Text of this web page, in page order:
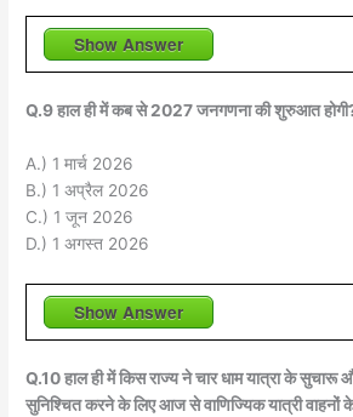
Show Answer
Q.9 हाल ही में कब से 2027 जनगणना की शुरुआत
A.) 1 मार्च 2026
B.) 1 अप्रैल 2026
C.) 1 जून 2026
D.) 1 अगस्त 2026
Show Answer
Q.10 हाल ही में किस राज्य ने चार धाम यात्रा के सुचारू
सुनिश्चित करने के लिए आज से वाणिज्यिक यात्री वाहनों के